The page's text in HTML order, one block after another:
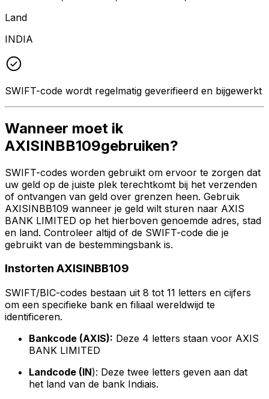
Land
INDIA
SWIFT-code wordt regelmatig geverifieerd en bijgewerkt
Wanneer moet ik
AXISINBB109gebruiken?
SWIFT-codes worden gebruikt om ervoor te zorgen dat
uw geld op de juiste plek terechtkomt bij het verzenden
of ontvangen van geld over grenzen heen. Gebruik
AXISINBB109 wanneer je geld wilt sturen naar AXIS
BANK LIMITED op het hierboven genoemde adres, stad
en land. Controleer altijd of de SWIFT-code die je
gebruikt van de bestemmingsbank is.
Instorten AXISINBB109
SWIFT/BIC-codes bestaan uit 8 tot 11 letters en cijfers
om een specifieke bank en filiaal wereldwijd te
identificeren.
Bankcode (AXIS): Deze 4 letters staan voor AXIS
BANK LIMITED
Landcode (IN): Deze twee letters geven aan dat
het land van de bank Indiais.